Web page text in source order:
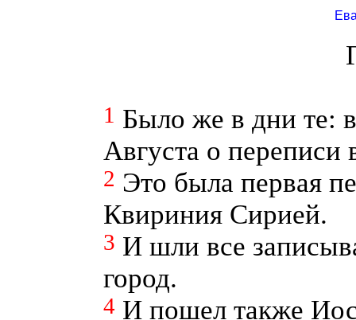
1 Было же в дни те:
Августа о переписи
2 Это была первая
Квириния Сирией.
3 И шли все
город.
4 И пошел также